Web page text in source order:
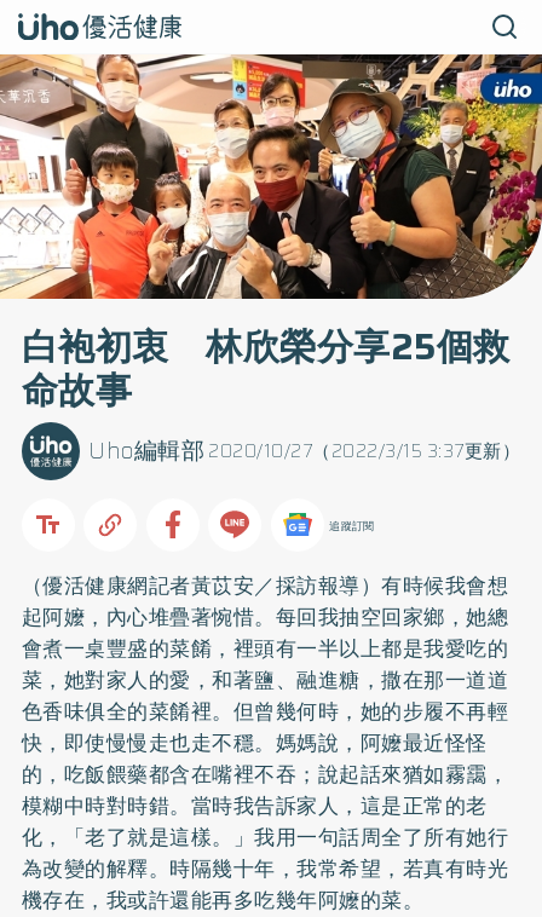
白袍初衷 林欣榮分享25個救
命故事
2020/10/27（2022/3/15 3:37更新）
Uho編輯部
追蹤訂閱
（優活健康網記者黃苡安／採訪報導）有時候我會想
起阿嬤，內心堆疊著惋惜。每回我抽空回家鄉，她總
會煮一桌豐盛的菜餚，裡頭有一半以上都是我愛吃的
菜，她對家人的愛，和著鹽、融進糖，撒在那一道道
色香味俱全的菜餚裡。但曾幾何時，她的步履不再輕
快，即使慢慢走也走不穩。媽媽說，阿嬤最近怪怪
的，吃飯餵藥都含在嘴裡不吞；說起話來猶如霧靄，
模糊中時對時錯。當時我告訴家人，這是正常的老
化，「老了就是這樣。」我用一句話周全了所有她行
為改變的解釋。時隔幾十年，我常希望，若真有時光
機存在，我或許還能再多吃幾年阿嬤的菜。